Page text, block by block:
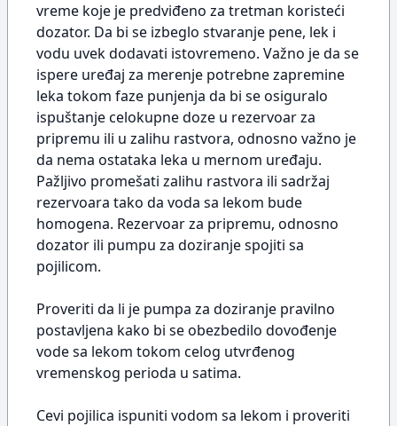
vreme koje je predviđeno za tretman koristeći
dozator. Da bi se izbeglo stvaranje pene, lek i
vodu uvek dodavati istovremeno. Važno je da se
ispere uređaj za merenje potrebne zapremine
leka tokom faze punjenja da bi se osiguralo
ispuštanje celokupne doze u rezervoar za
pripremu ili u zalihu rastvora, odnosno važno je
da nema ostataka leka u mernom uređaju.
Pažljivo promešati zalihu rastvora ili sadržaj
rezervoara tako da voda sa lekom bude
homogena. Rezervoar za pripremu, odnosno
dozator ili pumpu za doziranje spojiti sa
pojilicom.
Proveriti da li je pumpa za doziranje pravilno
postavljena kako bi se obezbedilo dovođenje
vode sa lekom tokom celog utvrđenog
vremenskog perioda u satima.
Cevi pojilica ispuniti vodom sa lekom i proveriti